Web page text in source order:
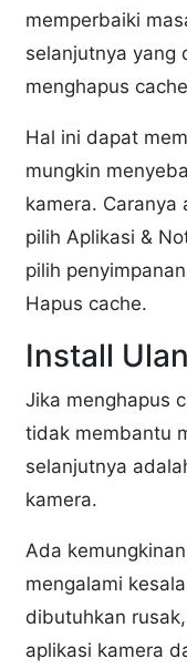
memperbaiki
selanjutnya yang
menghapus
Hal ini dapat
mungkin
kamera. Caranya
pilih Aplikasi &
pilih
Hapus cache.
Install
Jika menghapus
tidak membantu
selanjutnya
kamera.
Ada
mengalami
dibutuhkan
aplikasi kamera